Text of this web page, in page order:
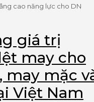
cao năng lực cho DN
giá trị
may cho
may mặc
Việt Nam